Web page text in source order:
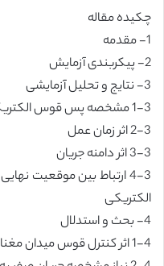
چکیده مقاله
1- مقدمه
2- پیکربندی آزمایش
3- نتایج و تحلیل آزمایشی
1-3 مشخصه پس قوس الکتریکی
2-3 اثر زمان عمل
3-3 اثر دامنه جریان
4-3 ارتباط بین موقعیت
الکتریکی
4- بحث و استدلال
1-4 اثر کنترل قوس میدان مغناطیسی بر مشخصه جریان صفر